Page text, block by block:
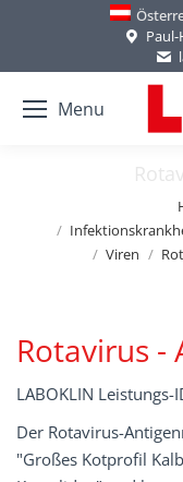
Menu
Viren
Rotavirus -
LABOKLIN Leistungs-
Der Rotavirus-
"Großes Kotprofil